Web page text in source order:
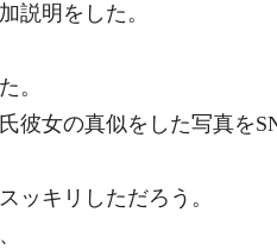
説明をした。
。
彼女の真似をした写真を
ッキリしただろう。